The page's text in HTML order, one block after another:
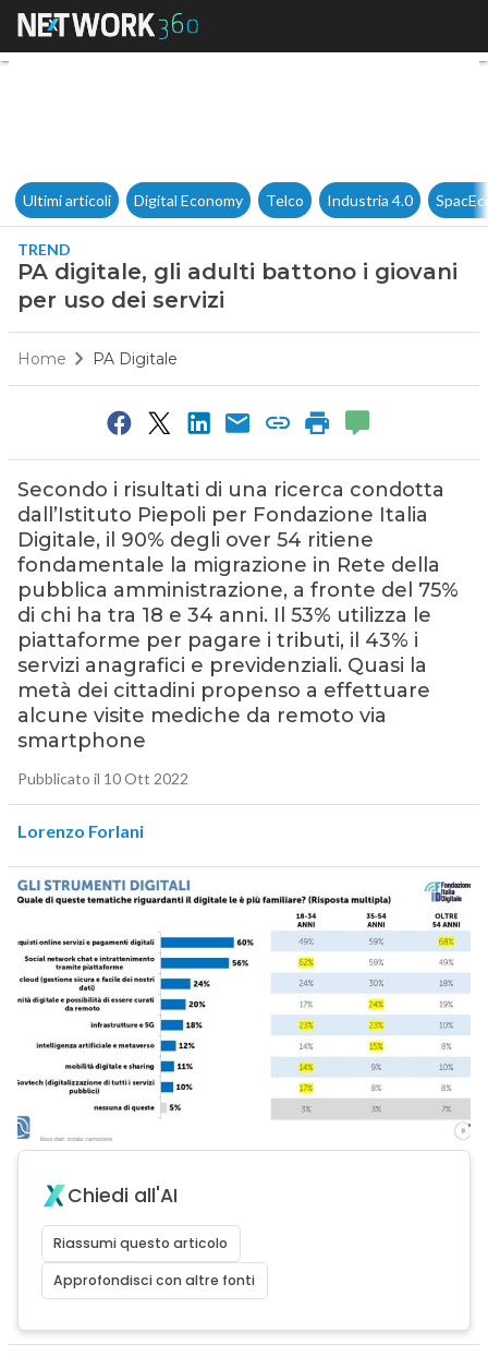
PA digitale, gli adulti
Ultimi articoli Digital Economy Telco Industria 4.0
TREND
PA digitale, gli adulti battono i giovani
per uso dei servizi
Home PA Digitale
Secondo i risultati di una ricerca condotta
dall’Istituto Piepoli per Fondazione Italia
Digitale, il 90% degli over 54 ritiene
fondamentale la migrazione in Rete della
pubblica amministrazione, a fronte del 75%
di chi ha tra 18 e 34 anni. Il 53% utilizza le
piattaforme per pagare i tributi, il 43% i
servizi anagrafici e previdenziali. Quasi la
metà dei cittadini propenso a effettuare
alcune visite mediche da remoto via
smartphone
Pubblicato il 10 Ott 2022
Lorenzo Forlani
Chiedi all'AI
Riassumi questo articolo
Approfondisci con altre fonti